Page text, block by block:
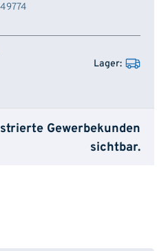
Gewerbekunden
sichtbar.